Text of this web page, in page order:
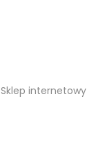
Sklep internetowy